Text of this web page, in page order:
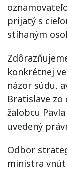
prijatý s
stíhaným
konkrétnej
názor súdu,
Bratislave zo
žalobcu
uvedený
Odbor
ministra